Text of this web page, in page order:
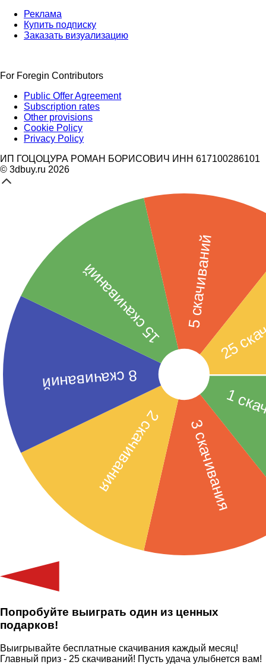
Реклама
Купить подписку
Заказать визуализацию
For Foregin Contributors
Public Offer Agreement
Subscription rates
Other provisions
Cookie Policy
Privacy Policy
ИП ГОЦОЦУРА РОМАН БОРИСОВИЧ ИНН 617100286101
© 3dbuy.ru 2026
Попробуйте выиграть один из ценных
подарков!
Выигрывайте бесплатные скачивания каждый месяц!
Главный приз - 25 скачиваний! Пусть удача улыбнется вам!